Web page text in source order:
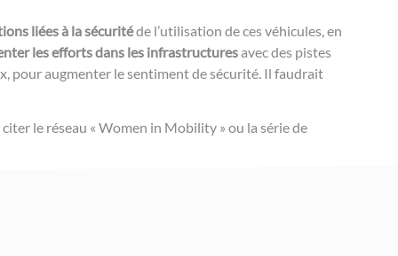
liées à la sécuritéde l’utilisation de ces véhicules, en
les efforts dans les infrastructuresavec des pistes
pour augmenter le sentiment de sécurité. Il faudrait
le réseau « Women in Mobility » ou la série de